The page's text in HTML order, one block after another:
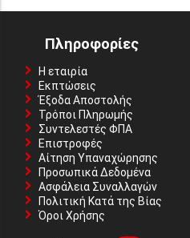
Πληροφορίες
Η εταιρία
Εκπτώσεις
Έξοδα Αποστολής
Τρόποι Πληρωμής
Συντελεστές ΦΠΑ
Επιστροφές
Αίτηση Υπαναχώρησης
Προσωπικά Δεδομένα
Ασφάλεια Συναλλαγών
Πολιτική Κατά της Βίας
Όροι Χρήσης